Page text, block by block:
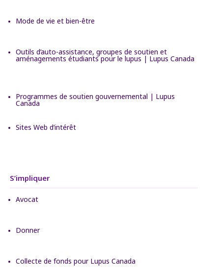
Mode de vie et bien-être
Outils d’auto-assistance, groupes de soutien et
aménagements étudiants pour le lupus | Lupus Canada
Programmes de soutien gouvernemental | Lupus
Canada
Sites Web d’intérêt
S’impliquer
Avocat
Donner
Collecte de fonds pour Lupus Canada